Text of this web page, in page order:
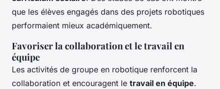
que les élèves engagés dans des projets robotiques
performaient mieux académiquement.
Favoriser la collaboration et le travail en
équipe
Les activités de groupe en robotique renforcent la
collaboration et encouragent le travail en équipe.